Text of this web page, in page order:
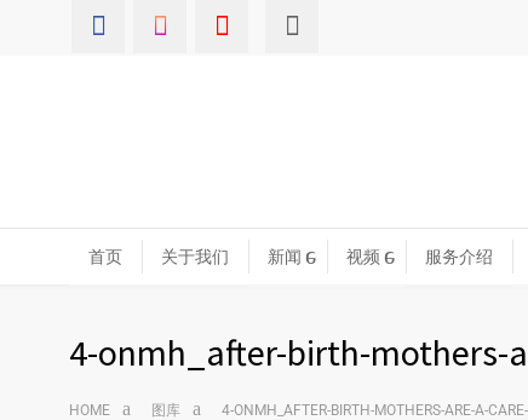
首页 关于我们 新闻 视频 服务介绍
4-onmh_after-birth-mothers-
HOME 图库 4-ONMH_AFTER-BIRTH-MOTHERS-ARE-A-